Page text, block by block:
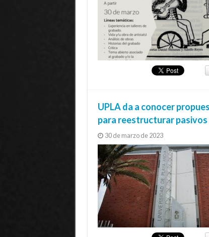
UPLA da a conocer
para reestructurar pasivos
30 de marzo de 2023